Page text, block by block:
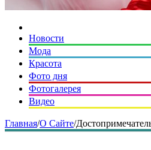
Новости
Мода
Красота
Фото дня
Фотогалерея
Видео
Главная/О Сайте/